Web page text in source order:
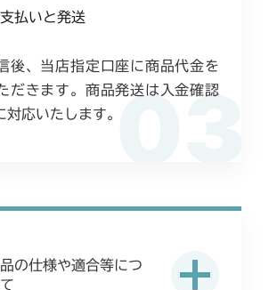
03
払いと発送
後、当店指定口座に商品代金を
だきます。商品発送は入金確認
対応いたします。
の仕様や適合等につ